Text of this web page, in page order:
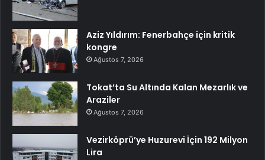
Aziz Yıldırım: Fenerbahçe için kritik
kongre
Ağustos 7, 2026
Tokat’ta Su Altında Kalan Mezarlık ve
Araziler
Ağustos 7, 2026
Vezirköprü’ye Huzurevi İçin 192 Milyon
Lira